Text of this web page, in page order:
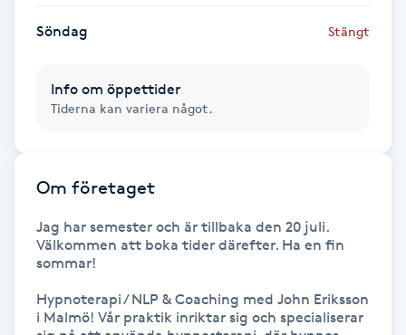
Gel naglar
Gellack
Gellack med förstärkning
Gravidyoga
Gruppträning
Söndag Stängt
Info om öppettider
Tiderna kan variera något.
Om företaget
Jag har semester och är tillbaka den 20 juli.
Välkommen att boka tider därefter. Ha en fin
sommar!
Hypnoterapi / NLP & Coaching med John Eriksson
i Malmö! Vår praktik inriktar sig och specialiserar